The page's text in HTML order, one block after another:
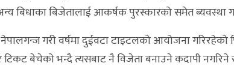
बिजेतालाई आकर्षक पुरस्कारको समेत ब्यवस्था
गरी वर्षमा दुईवटा टाइटलको आयोजना गरिरहेको
टिकट बेचेको भन्दै त्यसबाट नै विजेता बनाउने कदापी नगरिने